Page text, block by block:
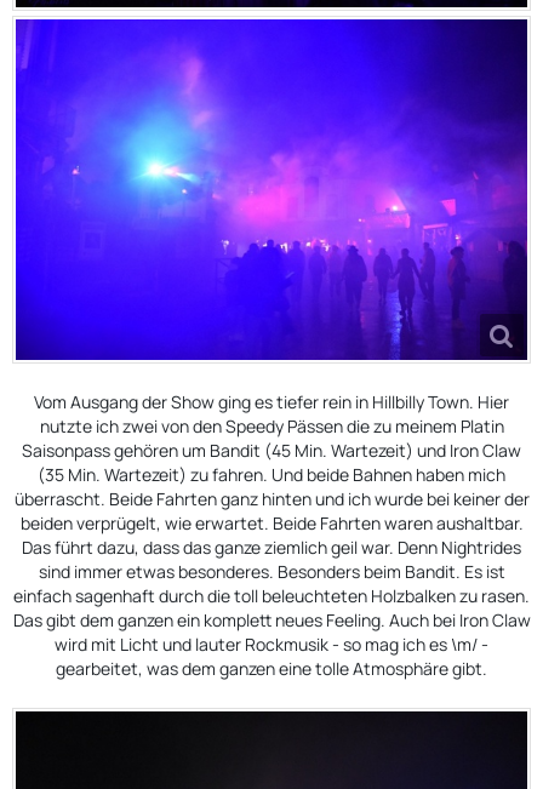
Vom Ausgang der Show ging es tiefer rein in Hillbilly Town. Hier
nutzte ich zwei von den Speedy Pässen die zu meinem Platin
Saisonpass gehören um Bandit (45 Min. Wartezeit) und Iron Claw
(35 Min. Wartezeit) zu fahren. Und beide Bahnen haben mich
überrascht. Beide Fahrten ganz hinten und ich wurde bei keiner der
beiden verprügelt, wie erwartet. Beide Fahrten waren aushaltbar.
Das führt dazu, dass das ganze ziemlich geil war. Denn Nightrides
sind immer etwas besonderes. Besonders beim Bandit. Es ist
einfach sagenhaft durch die toll beleuchteten Holzbalken zu rasen.
Das gibt dem ganzen ein komplett neues Feeling. Auch bei Iron Claw
wird mit Licht und lauter Rockmusik - so mag ich es \m/ -
gearbeitet, was dem ganzen eine tolle Atmosphäre gibt.